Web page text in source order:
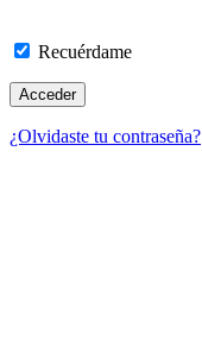
Recuérdame
¿Olvidaste tu contraseña?